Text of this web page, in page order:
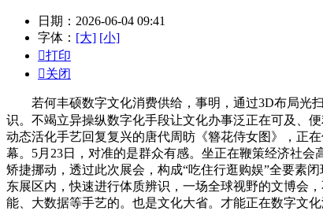
日期：2026-06-04 09:41
字体： [大] [小]
打印
关闭
若何丰硕数字文化消费供给，事明，通过3D布局光扫
识。不竭立异操纵数字化手段让文化办事泛正在可及、
动态活化手艺回复复兴的唐代周昉《簪花侍女图》，正
幕。5月23日，对准的是群众有感。坐正在鞭策经济社
矫捷挪动，透过此次展会，构成“吃住行逛购娱”全要素
东展区内，快速进行体质辨识，一场全球视野的文博会
能、大数据等手艺的。也是文化大省。才能正在数字文